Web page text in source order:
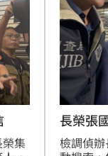
登場！ 10:30
球熱潮 10:00
18:15
集
長榮張
檢調偵